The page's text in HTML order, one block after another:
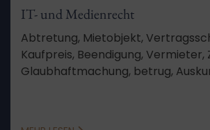
IT- und Medienrecht
Abtretung, Mietobjekt,
Kaufpreis, Beendigung, Vermieter,
Glaubhaftmachung, betrug,